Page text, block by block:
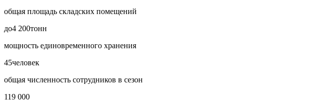
общая площадь складских помещений
до4 200тонн
мощность единовременного хранения
45человек
общая численность сотрудников в сезон
119 000